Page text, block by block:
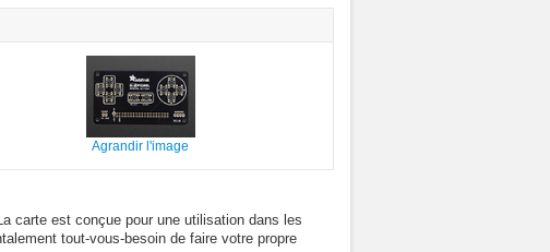
Agrandir l'image
La carte est conçue pour une utilisation dans les
tout-vous-besoin de faire votre propre